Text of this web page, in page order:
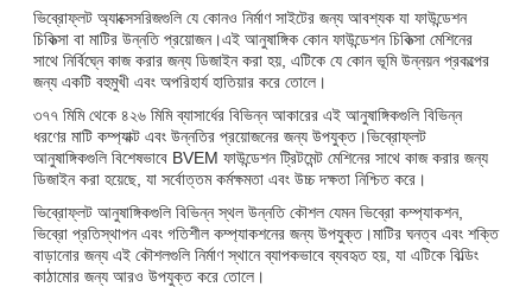
ভিব্রোফ্লট অ্যাক্সেসরিজগুলি যে কোনও নির্মাণ সাইটের জন্য আবশ্যক যা ফাউন্ডেশন
চিকিত্সা বা মাটির উন্নতি প্রয়োজন।এই আনুষাঙ্গিক কোন ফাউন্ডেশন চিকিত্সা মেশিনের
সাথে নির্বিঘ্নে কাজ করার জন্য ডিজাইন করা হয়, এটিকে যে কোন ভূমি উন্নয়ন প্রকল্পের
জন্য একটি বহুমুখী এবং অপরিহার্য হাতিয়ার করে তোলে।
৩৭৭ মিমি থেকে ৪২৬ মিমি ব্যাসার্ধের বিভিন্ন আকারের এই আনুষাঙ্গিকগুলি বিভিন্ন
ধরণের মাটি কম্প্যাক্ট এবং উন্নতির প্রয়োজনের জন্য উপযুক্ত।ভিব্রোফ্লট
আনুষাঙ্গিকগুলি বিশেষভাবে BVEM ফাউন্ডেশন ট্রিটমেন্ট মেশিনের সাথে কাজ করার জন্য
ডিজাইন করা হয়েছে, যা সর্বোত্তম কর্মক্ষমতা এবং উচ্চ দক্ষতা নিশ্চিত করে।
ভিব্রোফ্লট আনুষাঙ্গিকগুলি বিভিন্ন স্থল উন্নতি কৌশল যেমন ভিব্রো কম্প্যাকশন,
ভিব্রো প্রতিস্থাপন এবং গতিশীল কম্প্যাকশনের জন্য উপযুক্ত।মাটির ঘনত্ব এবং শক্তি
বাড়ানোর জন্য এই কৌশলগুলি নির্মাণ স্থানে ব্যাপকভাবে ব্যবহৃত হয়, যা এটিকে বিল্ডিং
কাঠামোর জন্য আরও উপযুক্ত করে তোলে।